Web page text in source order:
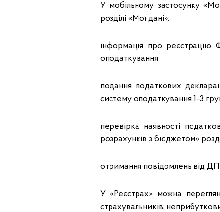
У мобільному застосунку
розділі «Мої дані»:
інформація про
оподаткування;
подання податкових
систему оподаткування 1-3
перевірка наявності
розрахунків з бюджетом»
отримання повідомлень від
У «Реєстрах» можна
страхувальників,